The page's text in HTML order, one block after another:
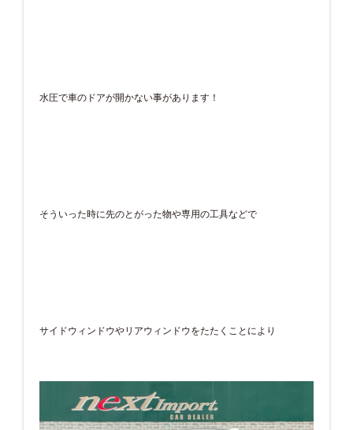
水圧で車のドアが開かない事があります！
そういった時に先のとがった物や専用の工具などで
サイドウィンドウやリアウィンドウをたたくことにより